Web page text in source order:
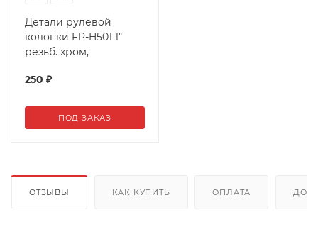
Детали рулевой
колонки FP-H501 1"
резьб. хром,
250 ₽
ПОД ЗАКАЗ
ОТЗЫВЫ КАК КУПИТЬ ОПЛАТА